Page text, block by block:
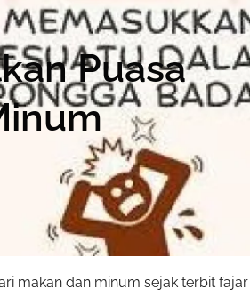
Puasa
makan dan minum sejak terbit fajar